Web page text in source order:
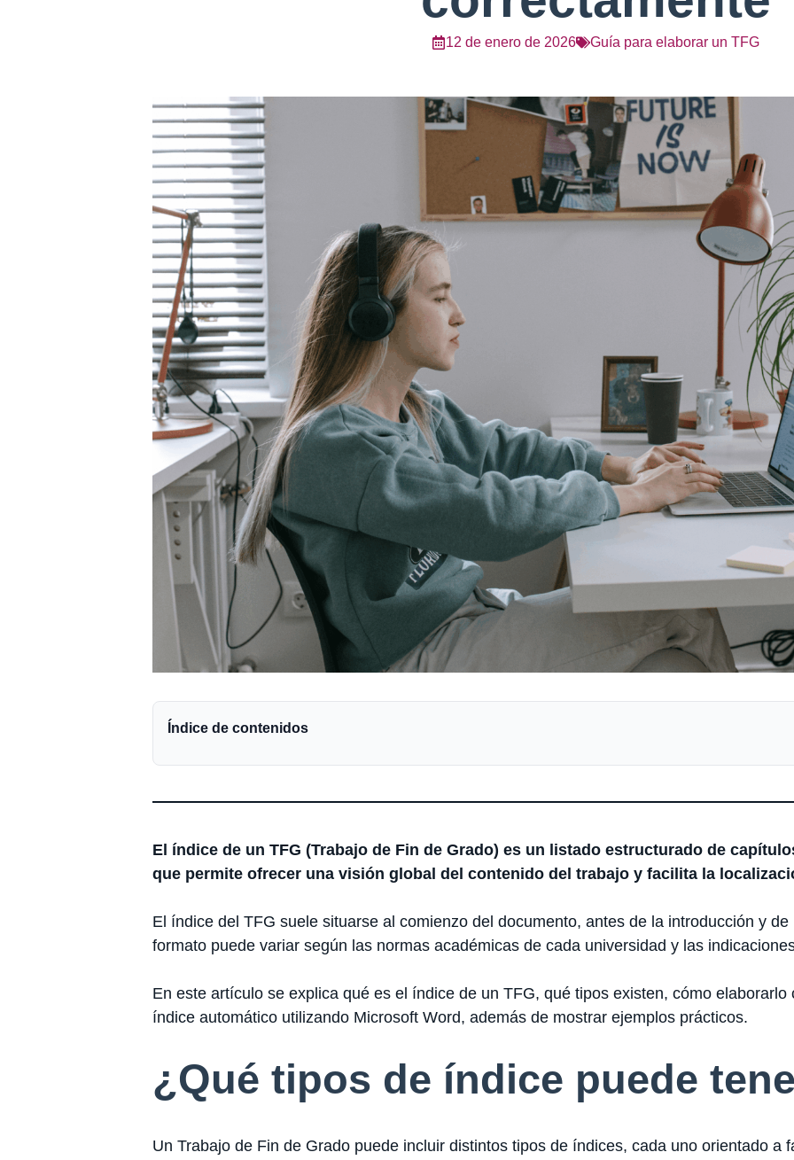
12 de enero de 2026 Guía para elaborar un TFG
Índice de contenidos
El índice de un TFG (Trabajo de Fin de Grado) es un listado estructurado de
que permite ofrecer una visión global del contenido del trabajo y facilita la
El índice del TFG suele situarse al comienzo del documento, antes de la introducción y
formato puede variar según las normas académicas de cada universidad y las
En este artículo se explica qué es el índice de un TFG, qué tipos existen, cómo
índice automático utilizando Microsoft Word, además de mostrar ejemplos prácticos.
¿Qué tipos de índice puede
Un Trabajo de Fin de Grado puede incluir distintos tipos de índices, cada uno orientado a